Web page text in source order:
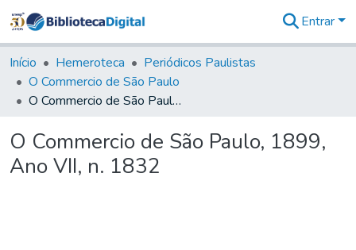
&
Coleções
Tudo na
Biblioteca
Estatísticas
Entrar
Início Hemeroteca
Periódicos Paulistas
O Commercio de São Paulo
O Commercio de São Paulo, 1899, Ano VII, n. 1832
O Commercio de São Paulo, 1899,
Ano VII, n. 1832